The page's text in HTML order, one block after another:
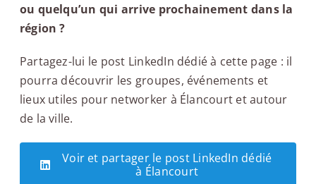
ou quelqu’un qui arrive prochainement dans la
région ?
Partagez-lui le post LinkedIn dédié à cette page : il
pourra découvrir les groupes, événements et
lieux utiles pour networker à Élancourt et autour
de la ville.
Voir et partager le post LinkedIn dédié
à Élancourt